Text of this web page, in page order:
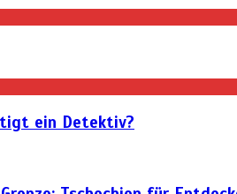
ein Detektiv?